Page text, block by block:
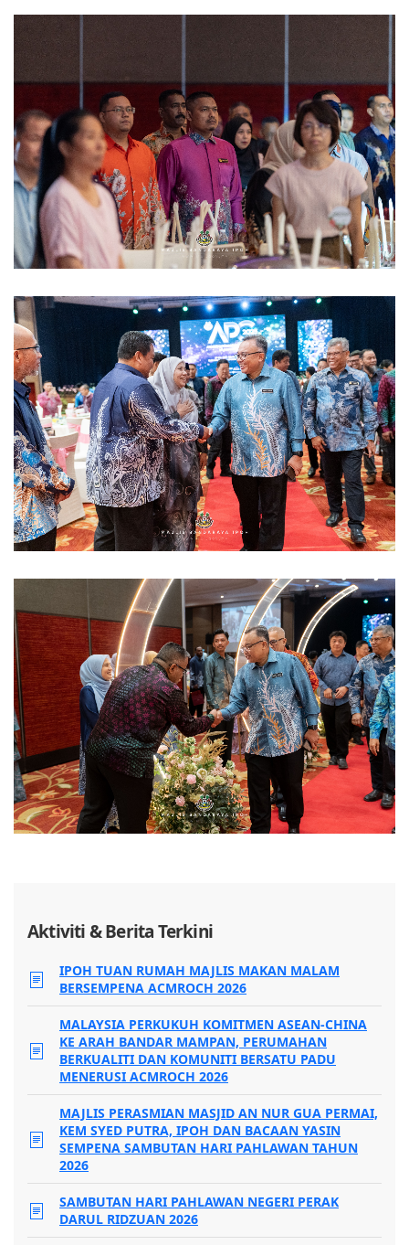
Aktiviti & Berita Terkini
IPOH TUAN RUMAH MAJLIS MAKAN MALAM
BERSEMPENA ACMROCH 2026
MALAYSIA PERKUKUH KOMITMEN ASEAN-CHINA
KE ARAH BANDAR MAMPAN, PERUMAHAN
BERKUALITI DAN KOMUNITI BERSATU PADU
MENERUSI ACMROCH 2026
MAJLIS PERASMIAN MASJID AN NUR GUA PERMAI,
KEM SYED PUTRA, IPOH DAN BACAAN YASIN
SEMPENA SAMBUTAN HARI PAHLAWAN TAHUN
2026
SAMBUTAN HARI PAHLAWAN NEGERI PERAK
DARUL RIDZUAN 2026